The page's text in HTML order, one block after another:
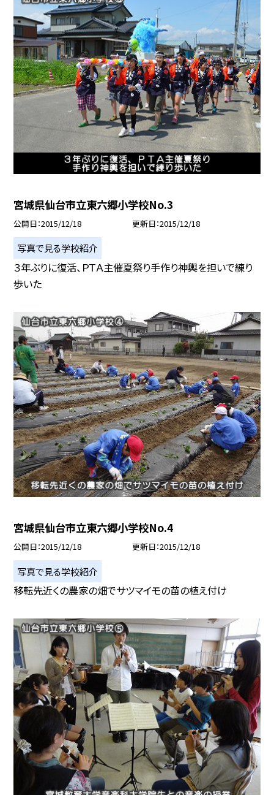
宮城県仙台市立東六郷小学校No.3
公開日 2015/12/18 更新日 2015/12/18
写真で見る学校紹介
３年ぶりに復活、ＰＴＡ主催夏祭り手作り神輿を担いで練り
歩いた
宮城県仙台市立東六郷小学校No.4
公開日 2015/12/18 更新日 2015/12/18
写真で見る学校紹介
移転先近くの農家の畑でサツマイモの苗の植え付け